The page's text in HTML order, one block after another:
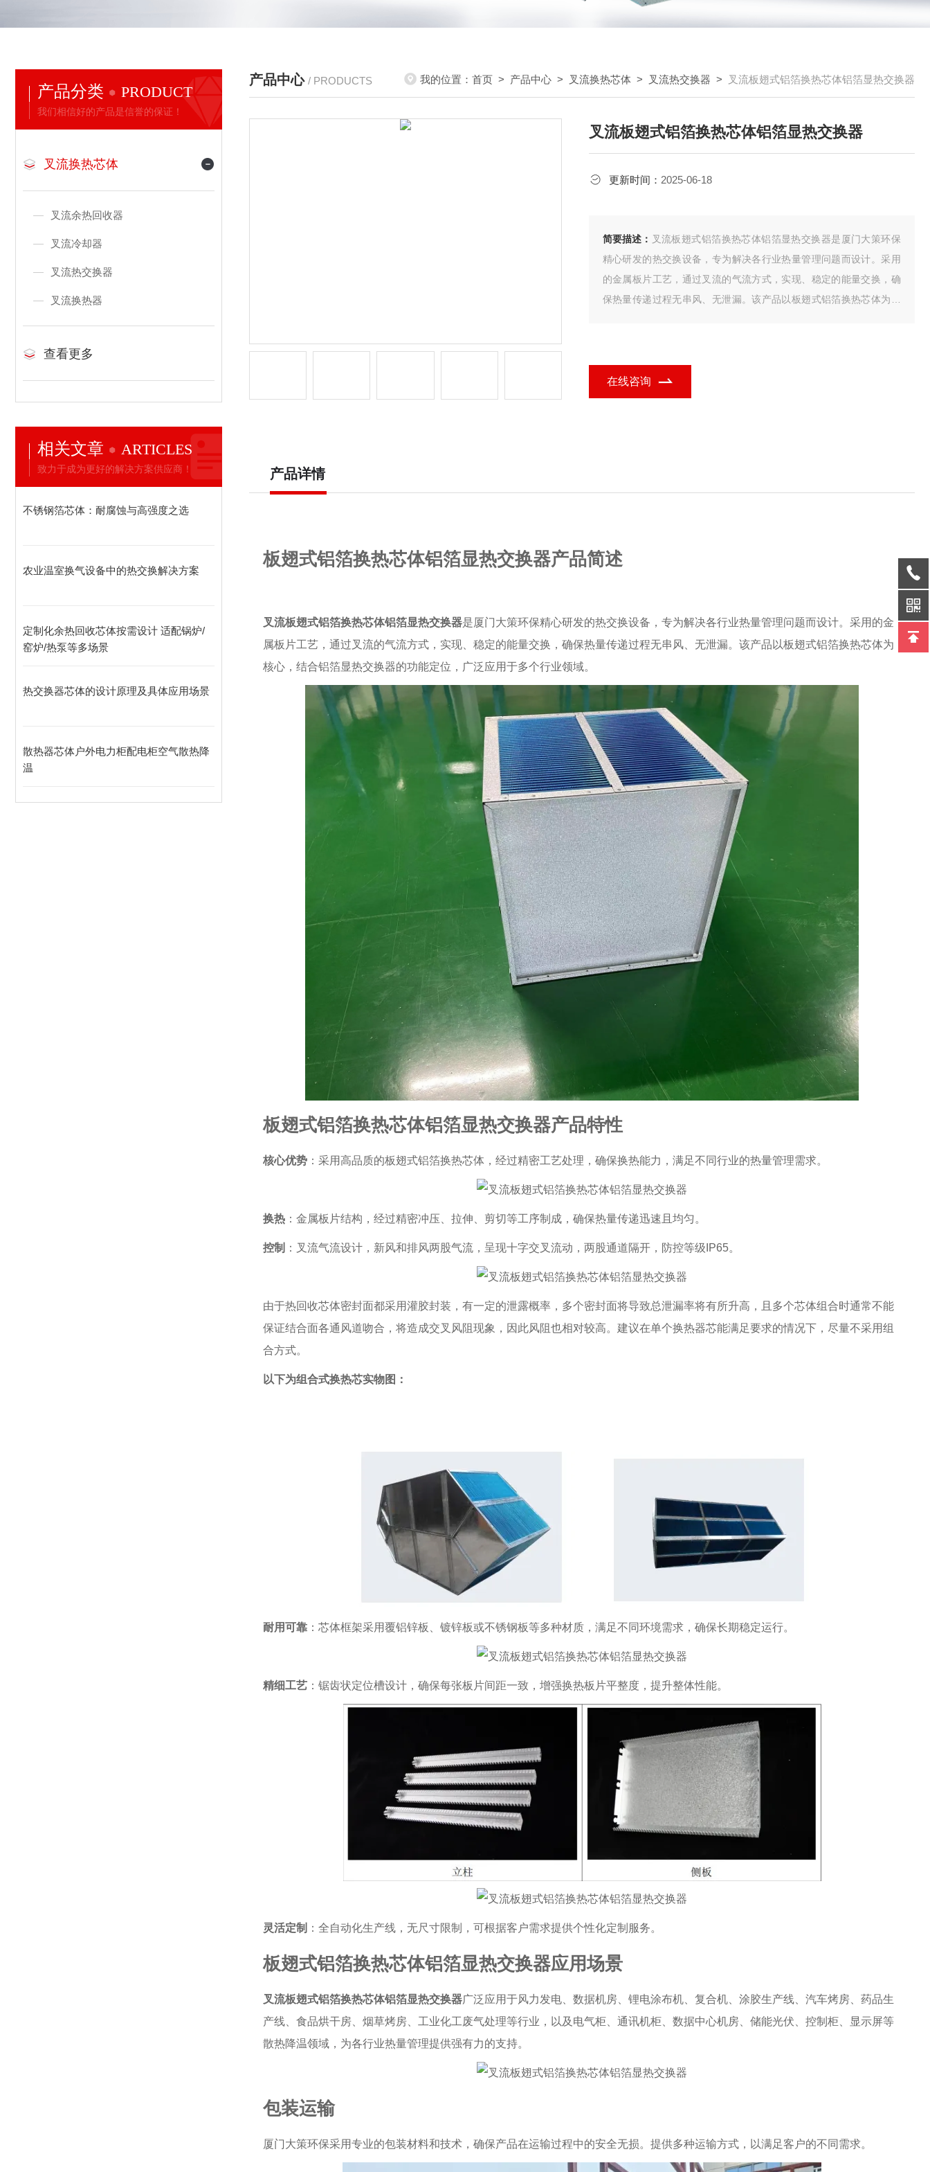
产品分类 PRODUCT
我们相信好的产品是信誉的保证！
叉流换热芯体
叉流余热回收器
叉流冷却器
叉流热交换器
叉流换热器
查看更多
相关文章 ARTICLES
致力于成为更好的解决方案供应商！
不锈钢箔芯体：耐腐蚀与高强度之选
农业温室换气设备中的热交换解决方案
定制化余热回收芯体按需设计 适配锅炉/
窑炉/热泵等多场景
热交换器芯体的设计原理及具体应用场景
散热器芯体户外电力柜配电柜空气散热降
温
产品中心 / PRODUCTS 我的位置： 首页 > 产品中心 > 叉流换热芯体 > 叉流热交换器 > 叉流板翅式铝箔换热芯体铝箔显热交换器
叉流板翅式铝箔换热芯体铝箔显热交换器
更新时间： 2025-06-18
简要描述： 叉流板翅式铝箔换热芯体铝箔显热交换器是厦门大策环保
精心研发的热交换设备，专为解决各行业热量管理问题而设计。采用
的金属板片工艺，通过叉流的气流方式，实现、稳定的能量交换，确
保热量传递过程无串风、无泄漏。该产品以板翅式铝箔换热芯体为核
在线咨询
产品详情
板翅式铝箔换热芯体铝箔显热交换器产品简述
叉流板翅式铝箔换热芯体铝箔显热交换器是厦门大策环保精心研发的热交换设备，专为解决各行业热量管理问题而设计。采用的金
属板片工艺，通过叉流的气流方式，实现、稳定的能量交换，确保热量传递过程无串风、无泄漏。该产品以板翅式铝箔换热芯体为
核心，结合铝箔显热交换器的功能定位，广泛应用于多个行业领域。
板翅式铝箔换热芯体铝箔显热交换器产品特性
核心优势 ：采用高品质的板翅式铝箔换热芯体，经过精密工艺处理，确保换热能力，满足不同行业的热量管理需求。
换热 ：金属板片结构，经过精密冲压、拉伸、剪切等工序制成，确保热量传递迅速且均匀。
控制 ：叉流气流设计，新风和排风两股气流，呈现十字交叉流动，两股通道隔开，防控等级IP65。
由于热回收芯体密封面都采用灌胶封装，有一定的泄露概率，多个密封面将导致总泄漏率将有所升高，且多个芯体组合时通常不能
保证结合面各通风道吻合，将造成交叉风阻现象，因此风阻也相对较高。建议在单个换热器芯能满足要求的情况下，尽量不采用组
合方式。
以下为组合式换热芯实物图：
耐用可靠 ：芯体框架采用覆铝锌板、镀锌板或不锈钢板等多种材质，满足不同环境需求，确保长期稳定运行。
精细工艺 ：锯齿状定位槽设计，确保每张板片间距一致，增强换热板片平整度，提升整体性能。
灵活定制 ：全自动化生产线，无尺寸限制，可根据客户需求提供个性化定制服务。
板翅式铝箔换热芯体铝箔显热交换器应用场景
叉流板翅式铝箔换热芯体铝箔显热交换器广泛应用于风力发电、数据机房、锂电涂布机、复合机、涂胶生产线、汽车烤房、药品生
产线、食品烘干房、烟草烤房、工业化工废气处理等行业，以及电气柜、通讯机柜、数据中心机房、储能光伏、控制柜、显示屏等
散热降温领域，为各行业热量管理提供强有力的支持。
包装运输
厦门大策环保采用专业的包装材料和技术，确保产品在运输过程中的安全无损。提供多种运输方式，以满足客户的不同需求。